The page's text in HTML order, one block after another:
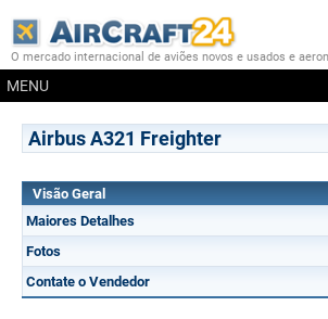
O mercado internacional de aviões novos e usados e
MENU
Airbus A321 Freighter
Visão Geral
Maiores Detalhes
Fotos
Contate o Vendedor